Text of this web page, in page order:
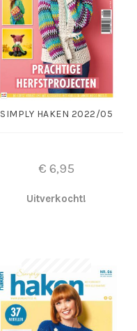
SIMPLY HAKEN 2022/05
€ 6,95
Uitverkocht!